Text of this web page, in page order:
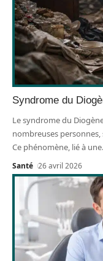
Syndrome du
Le syndrome du
nombreuses personnes,
Ce phénomène, lié à une
Santé 26 avril 2026